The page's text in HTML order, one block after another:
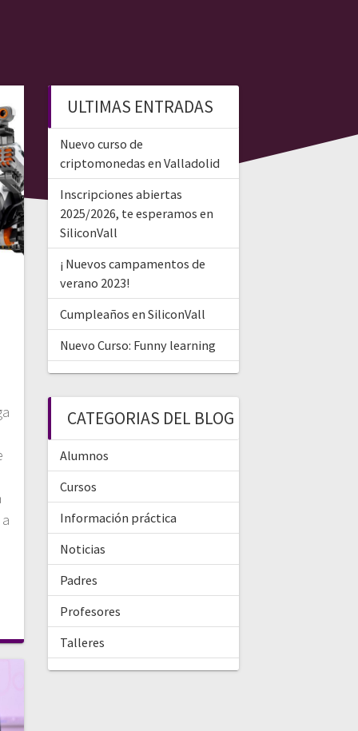
ULTIMAS ENTRADAS
Nuevo curso de
criptomonedas en Valladolid
Inscripciones abiertas
2025/2026, te esperamos en
SiliconVall
¡ Nuevos campamentos de
verano 2023!
Cumpleaños en SiliconVall
Nuevo Curso: Funny learning
CATEGORIAS DEL BLOG
Alumnos
Cursos
Información práctica
Noticias
Padres
Profesores
Talleres